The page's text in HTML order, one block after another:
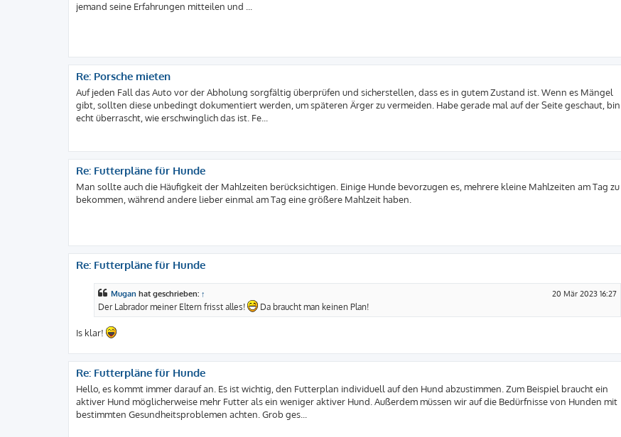
jemand seine Erfahrungen mitteilen und ...
Re: Porsche mieten
Auf jeden Fall das Auto vor der Abholung sorgfältig überprüfen und sicherstellen, dass es in gutem Zustand ist. Wenn es Mängel
gibt, sollten diese unbedingt dokumentiert werden, um späteren Ärger zu vermeiden. Habe gerade mal auf der Seite geschaut, bin
echt überrascht, wie erschwinglich das ist. Fe...
Re: Futterpläne für Hunde
Man sollte auch die Häufigkeit der Mahlzeiten berücksichtigen. Einige Hunde bevorzugen es, mehrere kleine Mahlzeiten am Tag zu
bekommen, während andere lieber einmal am Tag eine größere Mahlzeit haben.
Re: Futterpläne für Hunde
Mugan hat geschrieben: ↑ 20 Mär 2023 16:27
Der Labrador meiner Eltern frisst alles! Da braucht man keinen Plan!
Is klar!
Re: Futterpläne für Hunde
Hello, es kommt immer darauf an. Es ist wichtig, den Futterplan individuell auf den Hund abzustimmen. Zum Beispiel braucht ein
aktiver Hund möglicherweise mehr Futter als ein weniger aktiver Hund. Außerdem müssen wir auf die Bedürfnisse von Hunden mit
bestimmten Gesundheitsproblemen achten. Grob ges...